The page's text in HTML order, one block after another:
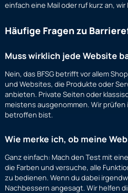
einfach eine Mail oder ruf kurz an,
Häufige Fragen zu
Muss wirklich jede Website
Nein, das BFSG betrifft vor allem
und Websites, die Produkte oder
anbieten. Private Seiten oder
meistens ausgenommen. Wir prüfen
betroffen bist.
Wie merke ich, ob meine
Ganz einfach: Mach den Test mit
die Farben und versuche, alle
zu bedienen. Wenn du dabei
Nachbessern angesagt. Wir helfen